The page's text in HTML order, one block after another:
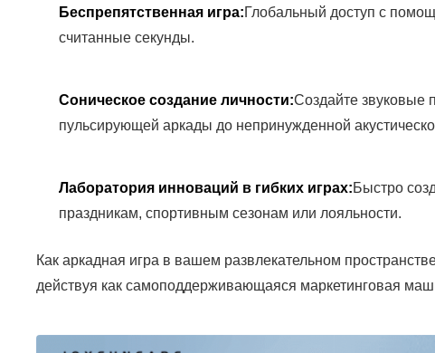
Беспрепятственная игра:Глобальный доступ с
считанные секунды.
Соническое создание личности:Создайте звуковые
пульсирующей аркады до непринужденной
Лаборатория инноваций в гибких играх:Быстро
праздникам, спортивным сезонам или лояльности.
Как аркадная игра в вашем развлекательном
действуя как самоподдерживающаяся маркетинговая